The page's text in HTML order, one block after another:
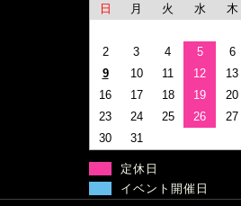
日
月 火 水 木
2
3 4 5 6
9
10 11 12 13
16
17 18 19 20
23
24 25 26 27
30
31
定休日
イベント開催日